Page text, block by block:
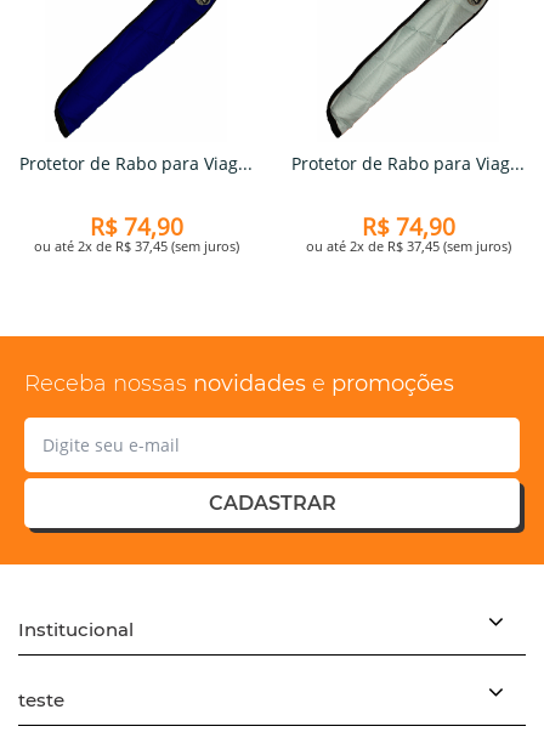
Protetor de Rabo para Viag...
R$ 74,90
ou até 2x de R$ 37,45 (sem juros)
Protetor de Rabo para Viag...
R$ 74,90
ou até 2x de R$ 37,45 (sem juros)
Receba nossas novidades e promoções
CADASTRAR
Institucional
teste